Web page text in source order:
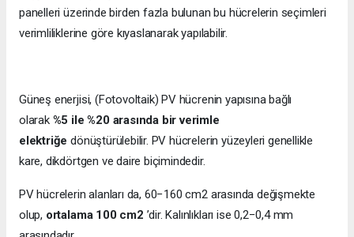
panelleri üzerinde birden fazla bulunan bu hücrelerin seçimleri
verimliliklerine göre kıyaslanarak yapılabilir.
Güneş enerjisi, (Fotovoltaik) PV hücrenin yapısına bağlı
olarak %5 ile %20 arasında bir verimle
elektriğedönüştürülebilir. PV hücrelerin yüzeyleri genellikle
kare, dikdörtgen ve daire biçimindedir.
PV hücrelerin alanları da, 60−160 cm2 arasında değişmekte
olup, ortalama 100 cm2 ’dir. Kalınlıkları ise 0,2−0,4 mm